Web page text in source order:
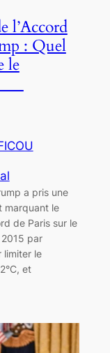
l’Accord
: Quel
le
a pris une
marquant le
de Paris sur le
par
limiter le
et